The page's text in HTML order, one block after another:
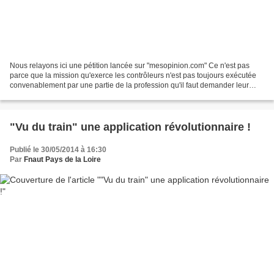
Nous relayons ici une pétition lancée sur "mesopinion.com" Ce n'est pas
parce que la mission qu'exerce les contrôleurs n'est pas toujours exécutée
convenablement par une partie de la profession qu'il faut demander leur
"Vu du train" une application révolutionnaire !
Publié le 30/05/2014 à 16:30
Par Fnaut Pays de la Loire